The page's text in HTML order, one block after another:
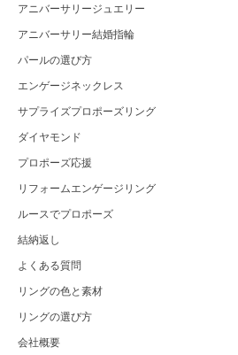
アニバーサリージュエリー
アニバーサリー結婚指輪
パールの選び方
エンゲージネックレス
サプライズプロポーズリング
ダイヤモンド
プロポーズ応援
リフォームエンゲージリング
ルースでプロポーズ
結納返し
よくある質問
リングの色と素材
リングの選び方
会社概要